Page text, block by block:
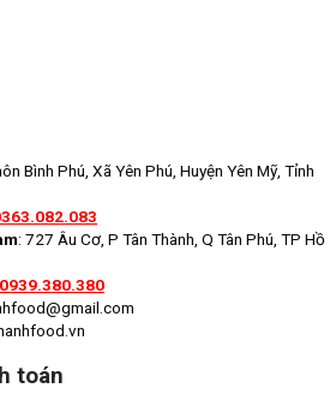
Bình Phú, Xã Yên Phú, Huyện Yên Mỹ, Tỉnh
: 727 Âu Cơ, P Tân Thành, Q Tân Phú, TP Hồ
0939.380.380
toán